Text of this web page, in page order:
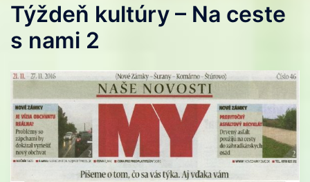
Týždeň kultúry – Na ceste
s nami 2